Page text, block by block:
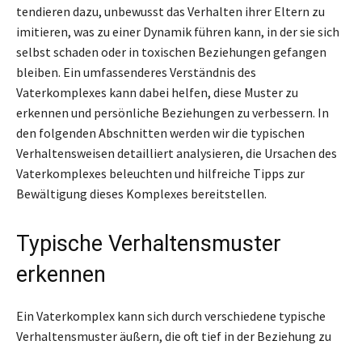
tendieren dazu, unbewusst das Verhalten ihrer Eltern zu
imitieren, was zu einer Dynamik führen kann, in der sie sich
selbst schaden oder in toxischen Beziehungen gefangen
bleiben. Ein umfassenderes Verständnis des
Vaterkomplexes kann dabei helfen, diese Muster zu
erkennen und persönliche Beziehungen zu verbessern. In
den folgenden Abschnitten werden wir die typischen
Verhaltensweisen detailliert analysieren, die Ursachen des
Vaterkomplexes beleuchten und hilfreiche Tipps zur
Bewältigung dieses Komplexes bereitstellen.
Typische Verhaltensmuster
erkennen
Ein Vaterkomplex kann sich durch verschiedene typische
Verhaltensmuster äußern, die oft tief in der Beziehung zu